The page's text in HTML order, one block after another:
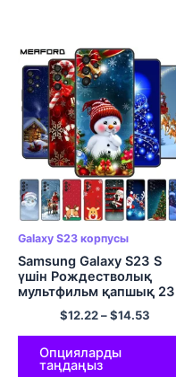
Galaxy S23 корпусы
Samsung Galaxy S23 S
үшін Рождестволық
мультфильм қапшық 23
Plus Ultra 5G корпусы
Samsung Galaxy A54 A34
5G корпусына арналған
силикон жұмсақ TPU
қақпағы
$12.22–$14.53
Опцияларды
таңдаңыз